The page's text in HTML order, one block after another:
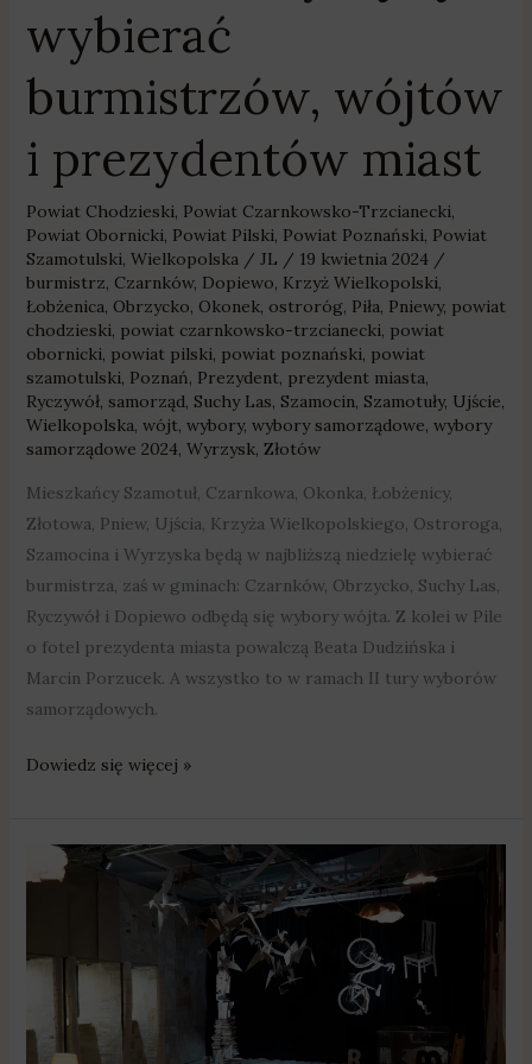
wybierać
burmistrzów, wójtów
i prezydentów miast
Powiat Chodzieski, Powiat Czarnkowsko-Trzcianecki,
Powiat Obornicki, Powiat Pilski, Powiat Poznański, Powiat
Szamotulski, Wielkopolska/ JL / 19 kwietnia 2024 /
burmistrz, Czarnków, Dopiewo, Krzyż Wielkopolski,
Łobżenica, Obrzycko, Okonek, ostroróg, Piła, Pniewy, powiat
chodzieski, powiat czarnkowsko-trzcianecki, powiat
obornicki, powiat pilski, powiat poznański, powiat
szamotulski, Poznań, Prezydent, prezydent miasta,
Ryczywół, samorząd, Suchy Las, Szamocin, Szamotuły, Ujście,
Wielkopolska, wójt, wybory, wybory samorządowe, wybory
samorządowe 2024, Wyrzysk, Złotów
Mieszkańcy Szamotuł, Czarnkowa, Okonka, Łobżenicy,
Złotowa, Pniew, Ujścia, Krzyża Wielkopolskiego, Ostroroga,
Szamocina i Wyrzyska będą w najbliższą niedzielę wybierać
burmistrza, zaś w gminach: Czarnków, Obrzycko, Suchy Las,
Ryczywół i Dopiewo odbędą się wybory wójta. Z kolei w Pile
o fotel prezydenta miasta powalczą Beata Dudzińska i
Marcin Porzucek. A wszystko to w ramach II tury wyborów
samorządowych.
Dowiedz się więcej »
Głosowali
w